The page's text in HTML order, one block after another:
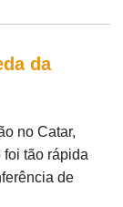
da
no Catar,
foi tão rápida
de